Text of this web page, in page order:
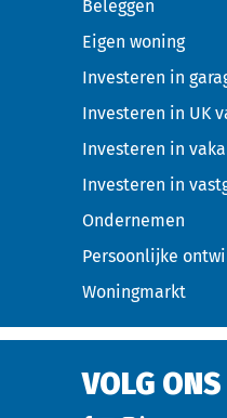
Beleggen
Eigen woning
Investeren in
Investeren in UK
Investeren in
Investeren in
Ondernemen
Persoonlijke
Woningmarkt
VOLG